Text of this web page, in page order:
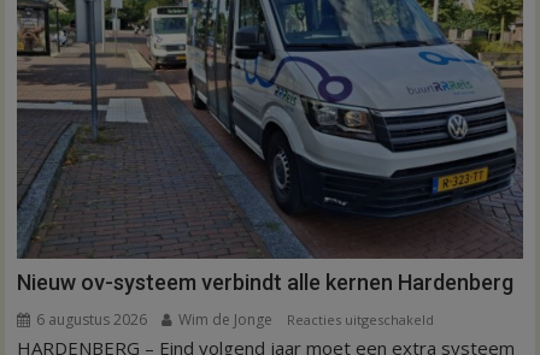
Nieuw ov-systeem verbindt alle kernen Hardenberg
6 augustus 2026 Wim de Jonge Reacties uitgeschakeld
Nieuw
HARDENBERG – Eind volgend jaar moet een extra systeem